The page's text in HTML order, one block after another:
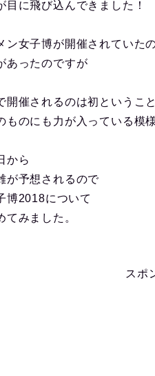
目に飛び込んできました！
ン女子博が開催されていた
あったのですが
開催されるのは初というこ
ものにも力が入っている模
から
が予想されるので
博2018について
てみました。
スポ